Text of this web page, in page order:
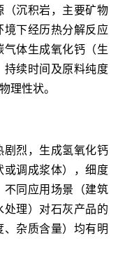
沉积岩，主要矿物
下经历热分解反应
气体生成氧化钙（生
续时间及原料纯度
理性状。
剧烈，生成氢氧化钙
或调成浆体），细度
不同应用场景（建筑
理）对石灰产品的
杂质含量）均有明